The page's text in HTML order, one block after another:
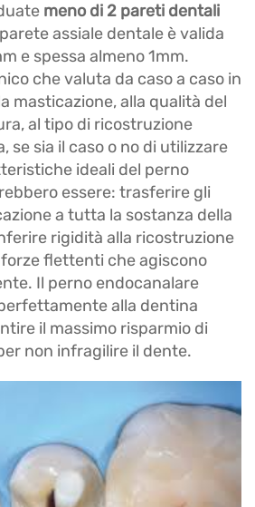
meno di 2 pareti dentali
assiale dentale è valida
e spessa almeno 1mm.
che valuta da caso a caso in
masticazione, alla qualità del
al tipo di ricostruzione
se sia il caso o no di utilizzare
ideali del perno
essere: trasferire gli
a tutta la sostanza della
rigidità alla ricostruzione
flettenti che agiscono
Il perno endocanalare
alla dentina
il massimo risparmio di
non infragilire il dente.